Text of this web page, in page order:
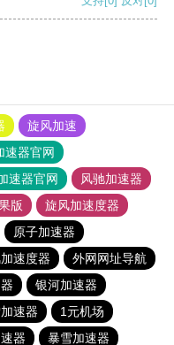
旋风加速
速器官网
速器官网
风驰加速器
版
旋风加速度器
原子加速器
速度器
外网网址导航
银河加速器
速器
1元机场
器 暴雪加速器